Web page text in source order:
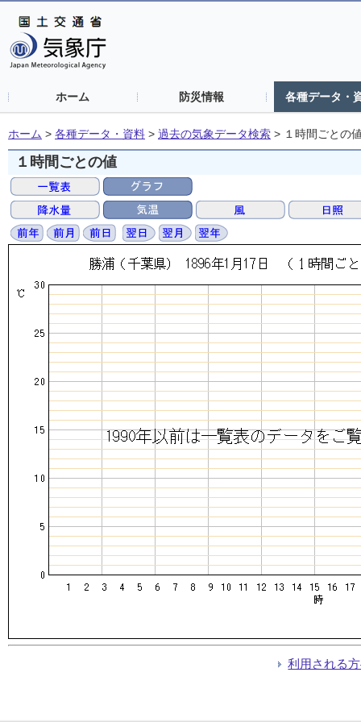
ホーム 防災情報 各種データ・
ホーム > 各種データ・資料 > 過去の気象データ検索 > １時間ごとの
１時間ごとの値
利用される